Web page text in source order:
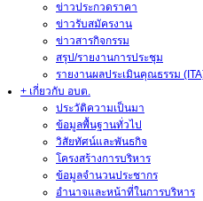
ข่าวประกวดราคา
ข่าวรับสมัครงาน
ข่าวสารกิจกรรม
สรุป/รายงานการประชุม
รายงานผลประเมินคุณธรรม
+ เกี่ยวกับ อบต.
ประวัติความเป็นมา
ข้อมูลพื้นฐานทั่วไป
วิสัยทัศน์และพันธกิจ
โครงสร้างการบริหาร
ข้อมูลจำนวนประชากร
อำนาจและหน้าที่ในการบริหาร